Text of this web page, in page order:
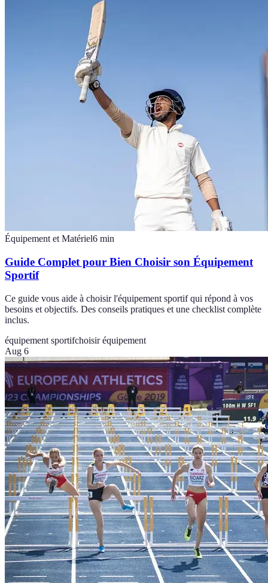
Équipement et Matériel6 min
Guide Complet pour Bien Choisir son Équipement
Sportif
Ce guide vous aide à choisir l'équipement sportif qui répond à vos
besoins et objectifs. Des conseils pratiques et une checklist complète
inclus.
équipement sportifchoisir équipement
Aug 6